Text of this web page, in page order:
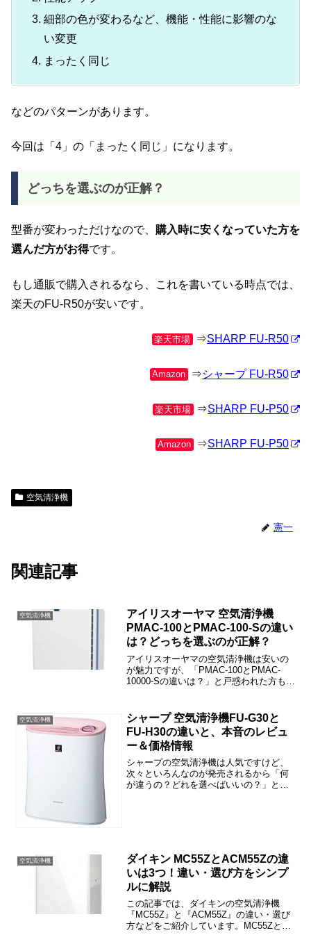
細部の色が変わるなど、機能・性能に影響のな
い変更
まったく同じ
などのパターンがあります。
今回は「4」の「まったく同じ」になります。
どっちを選ぶのが正解？
型番が変わっただけなので、 購入時に安くなっていた方を
選んだ方がお得です。
もし通販で購入されるなら、これを書いている時点では、
楽天のFU-R50が安いです。
楽天市場 ⇒SHARP FU-R50
Amazon ⇒シャープ FU-R50
楽天市場 ⇒SHARP FU-P50
Amazon ⇒SHARP FU-P50
空気清浄機
憲一
関連記事
空気清浄機
アイリスオーヤマ 空気清浄機
PMAC-100とPMAC-100-Sの違い
は？どっちを選ぶのが正解？
アイリスオーヤマの空気清浄機は安いの
が魅力ですが、「PMAC-100とPMAC-
10000-Sの違いは？」と戸惑われた方も多
情報などをご紹介しますね。アイ...
空気清浄機
シャープ 空気清浄機FU-G30と
FU-H30の違いと、本音のレビュ
ー＆価格情報
シャープの空気清浄機は人気ですけど、
次々といろんなのが発売されるから「何
が違うの？どれを選べばいいの？」と戸
空気清浄機
ダイキン MC55ZとACM55Zの違
いは3つ！違い・選び方をシンプ
ルに解説
この記事では、ダイキンの空気清浄機
『MC55Z』と『ACM55Z』の違い・選び
方などをご紹介しています。MC55Zと